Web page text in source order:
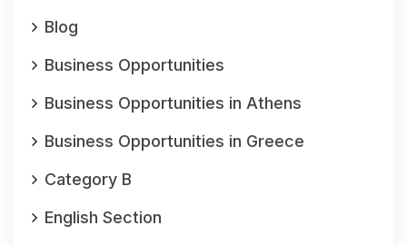
Blog
Business Opportunities
Business Opportunities in Athens
Business Opportunities in Greece
Category B
English Section